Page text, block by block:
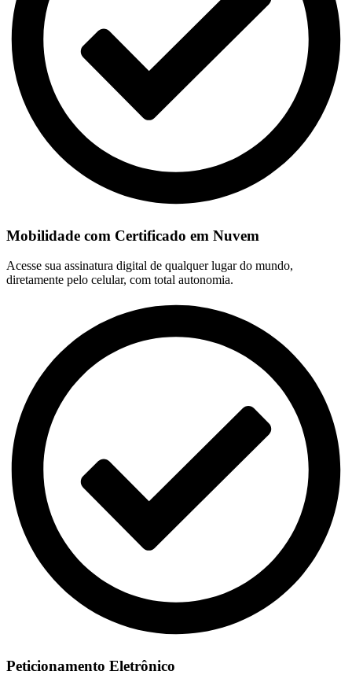
Mobilidade com Certificado em Nuvem
Acesse sua assinatura digital de qualquer lugar do mundo,
diretamente pelo celular, com total autonomia.
Peticionamento Eletrônico